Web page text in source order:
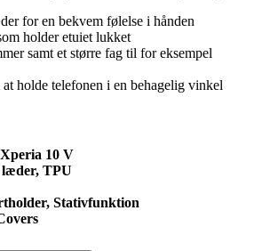
for en bekvem følelse i hånden
holder etuiet lukket
samt et større fag til for eksempel
holde telefonen i en behagelig vinkel
10 V
TPU
Stativfunktion